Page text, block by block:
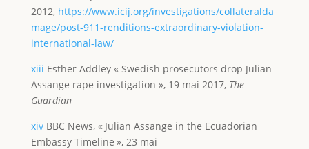
2012, https://www.icij.org/investigations/collateralda
mage/post-911-renditions-extraordinary-violation-
international-law/
xiii Esther Addley « Swedish prosecutors drop Julian
Assange rape investigation », 19 mai 2017, The
Guardian
xiv BBC News, « Julian Assange in the Ecuadorian
Embassy Timeline », 23 mai